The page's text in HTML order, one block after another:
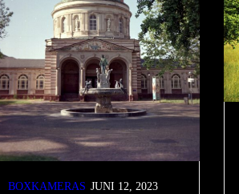
BOXKAMERAS JUNI 12, 2023